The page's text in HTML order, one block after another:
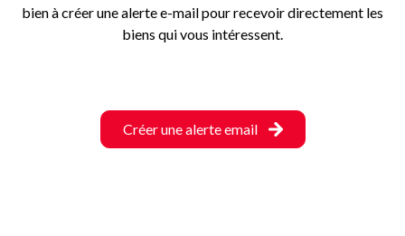
bien à créer une alerte e-mail pour recevoir directement les
biens qui vous intéressent.
Créer une alerte email